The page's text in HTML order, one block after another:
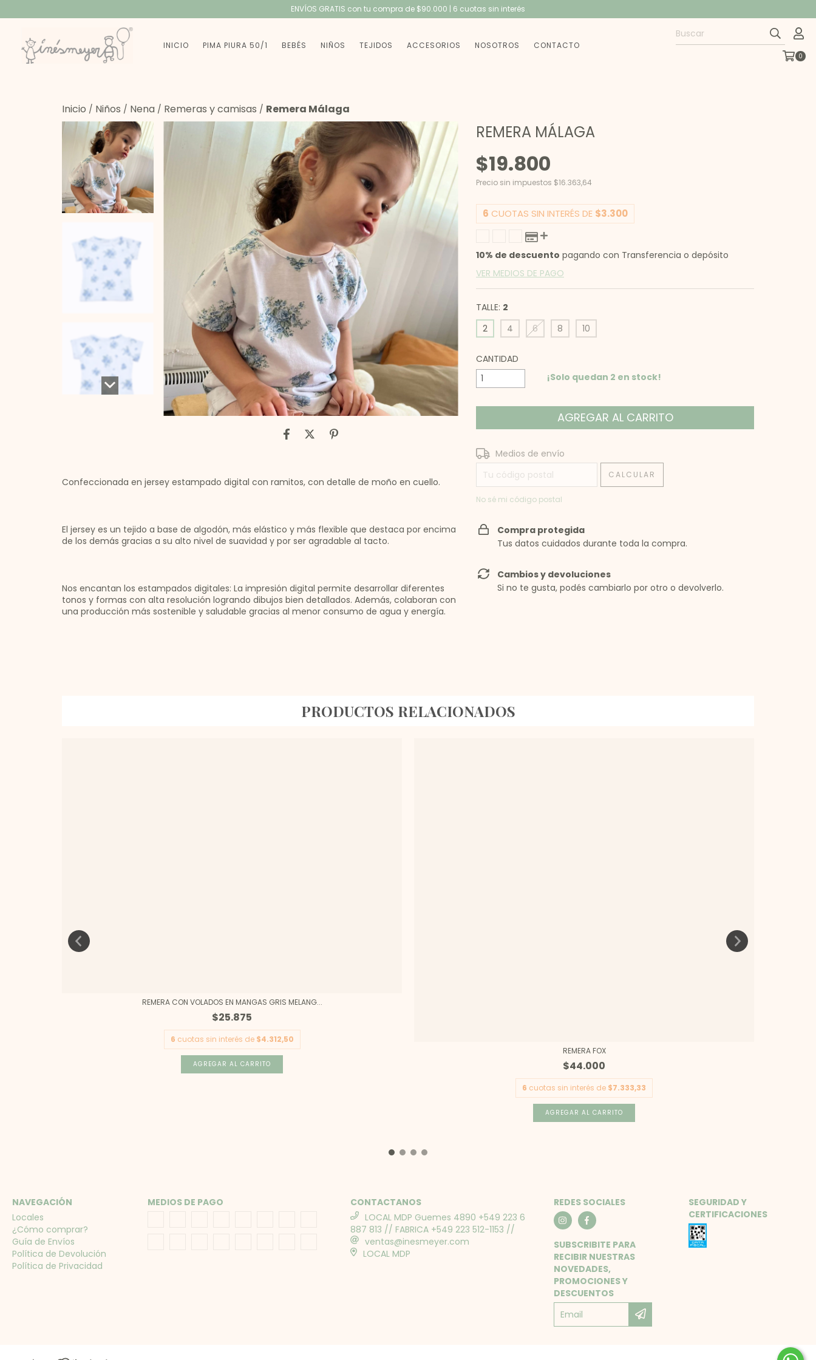
ENVÍOS GRATIS con tu compra de $90.000 | 6 cuotas sin interés
INICIO PIMA PIURA 50/1 BEBÉS NIÑOS TEJIDOS ACCESORIOS NOSOTROS CONTACTO
0
Inicio / Niños / Nena / Remeras y camisas / Remera Málaga
Confeccionada en jersey estampado digital con ramitos, con detalle de moño en cuello.
El jersey es un tejido a base de algodón, más elástico y más flexible que destaca por encima
de los demás gracias a su alto nivel de suavidad y por ser agradable al tacto.
Nos encantan los estampados digitales: La impresión digital permite desarrollar diferentes
tonos y formas con alta resolución logrando dibujos bien detallados. Además, colaboran con
una producción más sostenible y saludable gracias al menor consumo de agua y energía.
REMERA MÁLAGA
$19.800
Precio sin impuestos $16.363,64
6 CUOTAS SIN INTERÉS DE $3.300
10% de descuento pagando con Transferencia o depósito
VER MEDIOS DE PAGO
TALLE: 2
2
4 6 8 10
CANTIDAD
¡Solo quedan 2 en stock!
Entregas para el CP:
Medios de envío
CALCULAR
No sé mi código postal
Compra protegida
Tus datos cuidados durante toda la compra.
Cambios y devoluciones
Si no te gusta, podés cambiarlo por otro o devolverlo.
PRODUCTOS RELACIONADOS
REMERA CON VOLADOS EN MANGAS GRIS MELANG...
$25.875
6 cuotas sin interés de $4.312,50
AGREGAR AL CARRITO
REMERA FOX
$44.000
6 cuotas sin interés de $7.333,33
AGREGAR AL CARRITO
NAVEGACIÓN
Locales
¿Cómo comprar?
Guía de Envíos
Política de Devolución
Política de Privacidad
MEDIOS DE PAGO
CONTACTANOS
LOCAL MDP Guemes 4890 +549 223 6
887 813 // FABRICA +549 223 512-1153 //
ventas@inesmeyer.com
LOCAL MDP
REDES SOCIALES
SUBSCRIBITE PARA
RECIBIR NUESTRAS
NOVEDADES,
PROMOCIONES Y
DESCUENTOS
SEGURIDAD Y
CERTIFICACIONES